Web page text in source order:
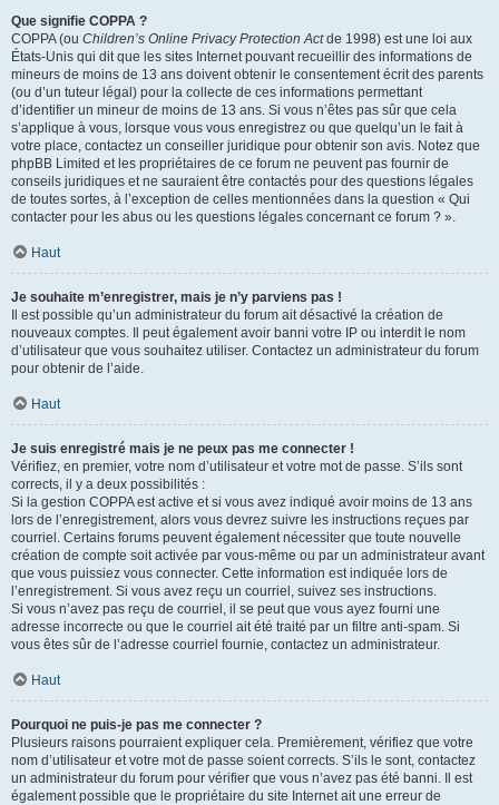
Que signifie COPPA ?
COPPA (ou Children’s Online Privacy Protection Actde 1998) est une loi aux
États-Unis qui dit que les sites Internet pouvant recueillir des informations de
mineurs de moins de 13 ans doivent obtenir le consentement écrit des parents
(ou d’un tuteur légal) pour la collecte de ces informations permettant
d’identifier un mineur de moins de 13 ans. Si vous n’êtes pas sûr que cela
s’applique à vous, lorsque vous vous enregistrez ou que quelqu’un le fait à
votre place, contactez un conseiller juridique pour obtenir son avis. Notez que
phpBB Limited et les propriétaires de ce forum ne peuvent pas fournir de
conseils juridiques et ne sauraient être contactés pour des questions légales
de toutes sortes, à l’exception de celles mentionnées dans la question « Qui
contacter pour les abus ou les questions légales concernant ce forum ? ».
Haut
Je souhaite m’enregistrer, mais je n’y parviens pas !
Il est possible qu’un administrateur du forum ait désactivé la création de
nouveaux comptes. Il peut également avoir banni votre IP ou interdit le nom
d’utilisateur que vous souhaitez utiliser. Contactez un administrateur du forum
pour obtenir de l’aide.
Haut
Je suis enregistré mais je ne peux pas me connecter !
Vérifiez, en premier, votre nom d’utilisateur et votre mot de passe. S’ils sont
corrects, il y a deux possibilités :
Si la gestion COPPA est active et si vous avez indiqué avoir moins de 13 ans
lors de l’enregistrement, alors vous devrez suivre les instructions reçues par
courriel. Certains forums peuvent également nécessiter que toute nouvelle
création de compte soit activée par vous-même ou par un administrateur avant
que vous puissiez vous connecter. Cette information est indiquée lors de
l’enregistrement. Si vous avez reçu un courriel, suivez ses instructions.
Si vous n’avez pas reçu de courriel, il se peut que vous ayez fourni une
adresse incorrecte ou que le courriel ait été traité par un filtre anti-spam. Si
vous êtes sûr de l’adresse courriel fournie, contactez un administrateur.
Haut
Pourquoi ne puis-je pas me connecter ?
Plusieurs raisons pourraient expliquer cela. Premièrement, vérifiez que votre
nom d’utilisateur et votre mot de passe soient corrects. S’ils le sont, contactez
un administrateur du forum pour vérifier que vous n’avez pas été banni. Il est
également possible que le propriétaire du site Internet ait une erreur de